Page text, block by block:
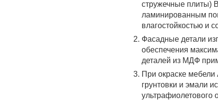
стружечные плиты)
ламинированным
влагостойкостью и
Фасадные детали
обеспечения
деталей из МДФ
При окраске
грунтовки и эмали
ультрафиолетового